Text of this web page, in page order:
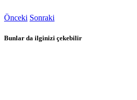
Önceki Sonraki
Bunlar da ilginizi çekebilir